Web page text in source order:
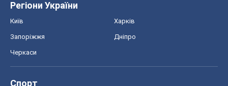
Регіони України
Київ Харків
Запоріжжя Дніпро
Черкаси
Спорт